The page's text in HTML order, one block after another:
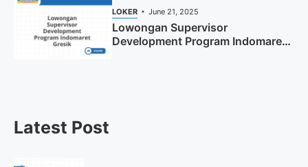
LOKER June 21, 2025
Lowongan Supervisor
Development Program Indomaret
Latest Post